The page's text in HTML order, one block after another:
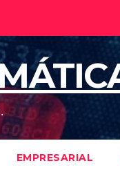
EMPRESARIAL